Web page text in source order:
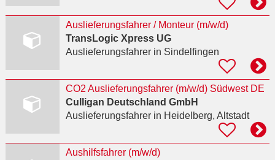
Auslieferungsfahrer / Monteur (m/w/d)
TransLogic Xpress UG
Auslieferungsfahrerin Sindelfingen
CO2 Auslieferungsfahrer (m/w/d) Südwest DE
Culligan Deutschland GmbH
Auslieferungsfahrerin Heidelberg, Altstadt
Aushilfsfahrer (m/w/d)